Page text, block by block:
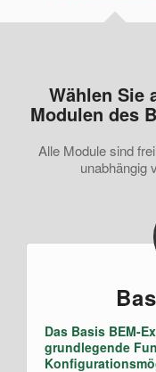
Wählen Sie
Modulen des
Alle Module sind
unabhängig
Das Basis BEM-
grundlegende